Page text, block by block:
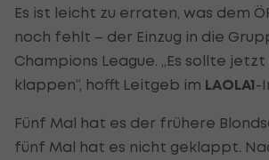
Es ist leicht zu erraten, was dem
noch fehlt – der Einzug in die
Champions League. „Es sollte
klappen“, hofft Leitgeb im LAOLA1-
Fünf Mal hat es der frühere
fünf Mal hat es nicht geklappt.